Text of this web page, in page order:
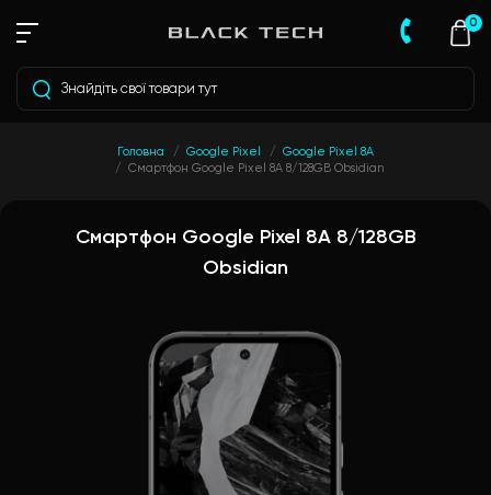
0
Головна Google Pixel
Google Pixel 8A
Смартфон Google Pixel 8A 8/128GB Obsidian
Смартфон Google Pixel 8A 8/128GB
Obsidian